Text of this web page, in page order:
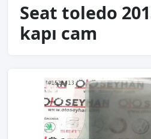
Seat toledo
kapı cam